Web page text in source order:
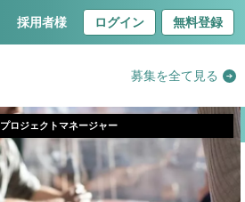
採用者様 ログイン 無料登録
募集を全て見る
プロジェクトマネージャー